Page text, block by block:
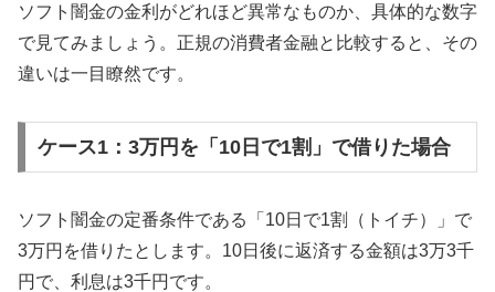
ソフト闇金の金利がどれほど異常なものか、具体的な数字
で見てみましょう。正規の消費者金融と比較すると、その
違いは一目瞭然です。
ケース1：3万円を「10日で1割」で借りた場合
ソフト闇金の定番条件である「10日で1割（トイチ）」で
3万円を借りたとします。10日後に返済する金額は3万3千
円で、利息は3千円です。